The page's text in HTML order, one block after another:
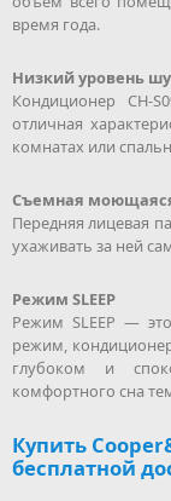
время года.
Низкий уровень
Кондиционер CH-
отличная
комнатах или
Съемная
Передняя лицевая
ухаживать за ней
Режим SLЕЕР
Режим SLЕЕР —
режим, кондиционер
глубоком и
комфортного сна
Купить
бесплатной